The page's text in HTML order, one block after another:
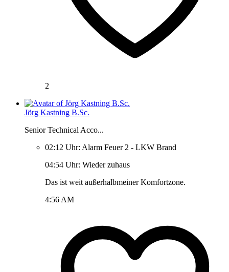
2
Jörg Kastning B.Sc.
Senior Technical Acco...
02:12 Uhr: Alarm Feuer 2 - LKW Brand
04:54 Uhr: Wieder zuhaus
Das ist weit außerhalbmeiner Komfortzone.
4:56 AM